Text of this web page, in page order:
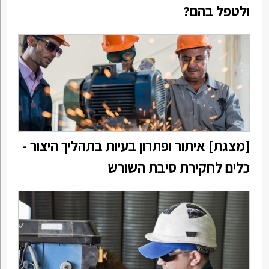
ולטפל בהם?
[מצגת] איתור ופתרון בעיות בתהליך היצור -
כלים לחקירת סיבת השורש